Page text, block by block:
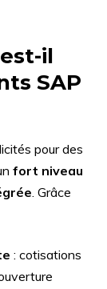
il
SAP
pour des
fort niveau
. Grâce
: cotisations